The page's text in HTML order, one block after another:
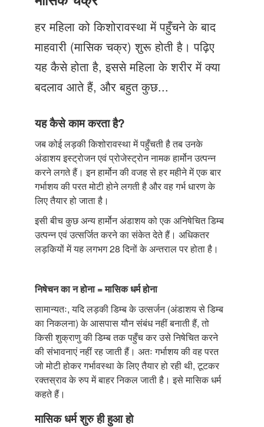
संपर्क करें
हर महिला को किशोरावस्था में पहुँचने के बाद
माहवारी (मासिक चक्र) शुरू होती है। पढ़िए
यह कैसे होता है, इससे महिला के शरीर में क्या
बदलाव आते हैं, और बहुत कुछ...
यह कैसे काम करता है?
जब कोई लड़की किशोरावस्था में पहुँचती है तब उनके
अंडाशय इस्ट्रोजन एवं प्रोजेस्ट्रोन नामक हार्मोन उत्पन्न
करने लगते हैं। इन हार्मोन की वजह से हर महीने में एक बार
गर्भाशय की परत मोटी होने लगती है और वह गर्भ धारण के
लिए तैयार हो जाता है।
इसी बीच कुछ अन्य हार्मोन अंडाशय को एक अनिषेचित डिम्ब
उत्पन्न एवं उत्सर्जित करने का संकेत देते हैं। अधिकतर
लड़कियों में यह लगभग 28 दिनों के अन्तराल पर होता है।
निषेचन का न होना = मासिक धर्म होना
सामान्यतः, यदि लड़की डिम्ब के उत्सर्जन (अंडाशय से डिम्ब
का निकलना) के आसपास यौन संबंध नहीं बनाती हैं, तो
किसी शुक्राणु की डिम्ब तक पहुँच कर उसे निषेचित करने
की संभावनाएं नहीं रह जाती हैं। अतः गर्भाशय की वह परत
जो मोटी होकर गर्भावस्था के लिए तैयार हो रही थी, टूटकर
रक्तस्राव के रुप में बाहर निकल जाती है। इसे मासिक धर्म
कहते हैं।
मासिक धर्म शुरु ही हुआ हो